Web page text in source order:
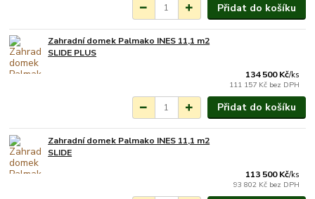
Přidat do košíku
Zahradní domek Palmako INES 11,1 m2
SLIDE PLUS
134 500 Kč/ks
111 157 Kč bez DPH
Přidat do košíku
Zahradní domek Palmako INES 11,1 m2
SLIDE
113 500 Kč/ks
93 802 Kč bez DPH